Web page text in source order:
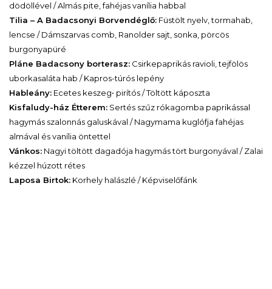
dödöllével / Almás pite, fahéjas vanília habbal
Tilia – A Badacsonyi Borvendéglő: Füstölt nyelv, tormahab,
lencse / Dámszarvas comb, Ranolder sajt, sonka, pörcös
burgonyapüré
Pláne Badacsony borterasz: Csirkepaprikás ravioli, tejfölös
uborkasaláta hab / Kapros-túrós lepény
Hableány: Ecetes keszeg• pirítós / Töltött káposzta
Kisfaludy-ház Étterem: Sertés szűz rókagomba paprikással
hagymás szalonnás galuskával / Nagymama kuglófja fahéjas
almával és vanília öntettel
Vánkos: Nagyi töltött dagadója hagymás tört burgonyával / Zalai
kézzel húzott rétes
Laposa Birtok: Korhely halászlé / Képviselőfánk